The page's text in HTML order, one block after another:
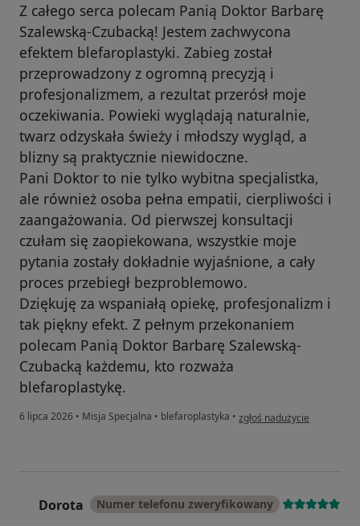
Z całego serca polecam Panią Doktor Barbarę
Szalewską-Czubacką! Jestem zachwycona
efektem blefaroplastyki. Zabieg został
przeprowadzony z ogromną precyzją i
profesjonalizmem, a rezultat przerósł moje
oczekiwania. Powieki wyglądają naturalnie,
twarz odzyskała świeży i młodszy wygląd, a
blizny są praktycznie niewidoczne.
Pani Doktor to nie tylko wybitna specjalistka,
ale również osoba pełna empatii, cierpliwości i
zaangażowania. Od pierwszej konsultacji
czułam się zaopiekowana, wszystkie moje
pytania zostały dokładnie wyjaśnione, a cały
proces przebiegł bezproblemowo.
Dziękuję za wspaniałą opiekę, profesjonalizm i
tak piękny efekt. Z pełnym przekonaniem
polecam Panią Doktor Barbarę Szalewską-
Czubacką każdemu, kto rozważa
blefaroplastykę.
6 lipca 2026 • Misja Specjalna • blefaroplastyka • w opinii użytkownika
zgłoś nadużycie
Dorota Numer telefonu zweryfikowany